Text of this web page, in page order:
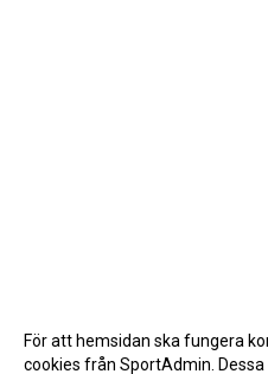
För att hemsidan ska fungera
cookies från SportAdmin.